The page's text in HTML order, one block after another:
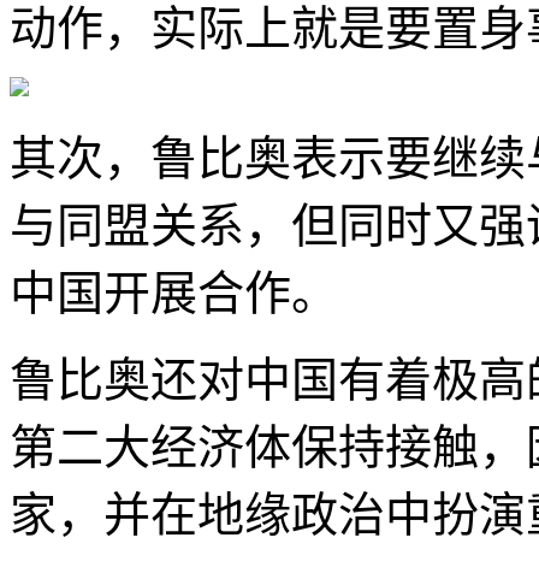
动作，实际上就是要置
其次，鲁比奥表示要继
与同盟关系，但同时又
中国开展合作。
鲁比奥还对中国有着极
第二大经济体保持接触
家，并在地缘政治中扮